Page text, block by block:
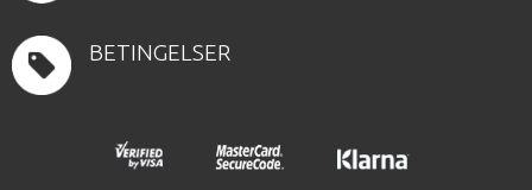
BETINGELSER